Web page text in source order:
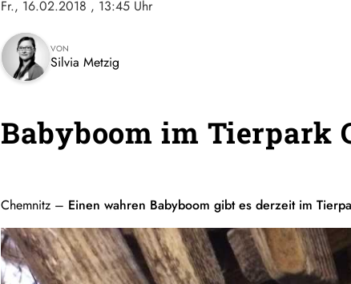
Fr., 16.02.2018 , 13:45 Uhr
VON
Silvia Metzig
Babyboom im Tierpark
Chemnitz – Einen wahren Babyboom gibt es derzeit im